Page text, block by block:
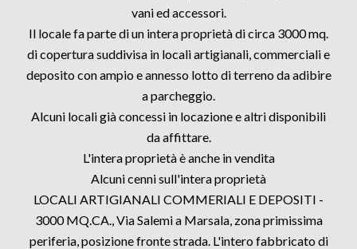
vani ed accessori.
Il locale fa parte di un intera proprietà di circa 3000 mq.
di copertura suddivisa in locali artigianali, commerciali e
deposito con ampio e annesso lotto di terreno da adibire
a parcheggio.
Alcuni locali già concessi in locazione e altri disponibili
da affittare.
L'intera proprietà è anche in vendita
Alcuni cenni sull'intera proprietà
LOCALI ARTIGIANALI COMMERIALI E DEPOSITI -
3000 MQ.CA., Via Salemi a Marsala, zona primissima
periferia, posizione fronte strada. L'intero fabbricato di